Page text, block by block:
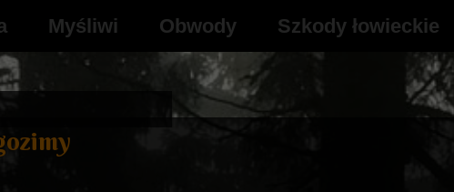
Myśliwi
jEkep
Kalendarz polowań
Obwody Szkody łowieckie